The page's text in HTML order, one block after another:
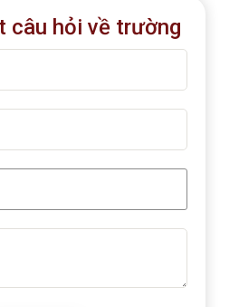
câu hỏi về trường